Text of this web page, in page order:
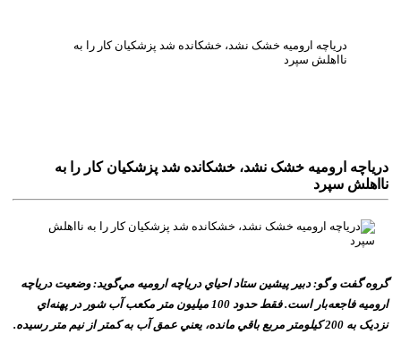
درياچه اروميه خشک نشد، خشکانده شد پزشکيان کار را به
نااهلش سپرد
درياچه اروميه خشک نشد، خشکانده شد پزشکيان کار را به
نااهلش سپرد
گروه گفت و گو: دبير پيشين ستاد احياي درياچه اروميه مي‌گويد: وضعيت درياچه
اروميه فاجعه‌بار است. فقط حدود 100 ميليون متر مکعب آب شور در پهنه‌اي
نزديک به 200 کيلومتر مربع باقي مانده، يعني عمق آب به کمتر از نيم متر رسيده.